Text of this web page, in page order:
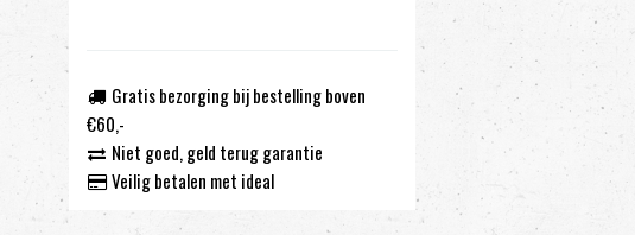
Gratis bezorging bij bestelling boven
€60,-
Niet goed, geld terug garantie
Veilig betalen met ideal